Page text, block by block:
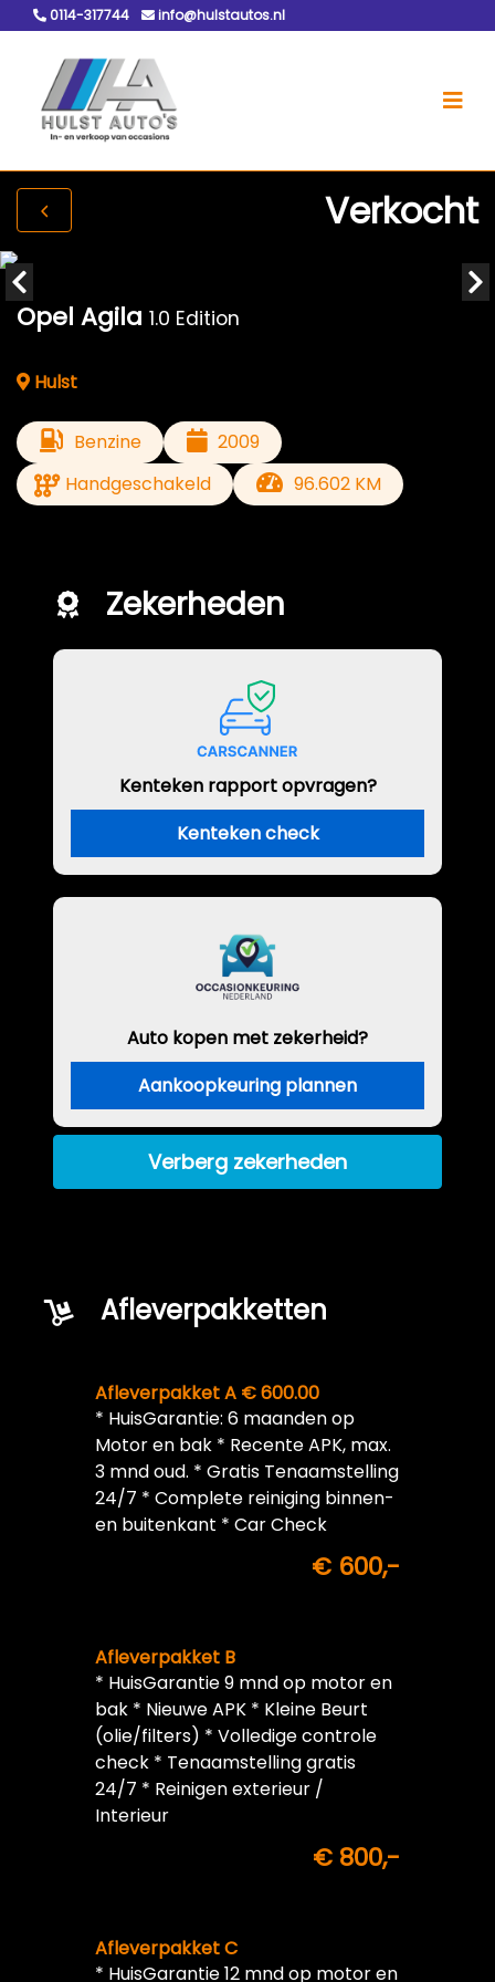
0114-317744 info@hulstautos.nl
Verkocht
Opel Agila 1.0 Edition
Hulst
Benzine
2009
Handgeschakeld
96.602 KM
Zekerheden
Kenteken rapport opvragen?
Kenteken check
Auto kopen met zekerheid?
Aankoopkeuring plannen
Verberg zekerheden
Afleverpakketten
Afleverpakket A € 600.00
* HuisGarantie: 6 maanden op
Motor en bak * Recente APK, max.
3 mnd oud. * Gratis Tenaamstelling
24/7 * Complete reiniging binnen-
en buitenkant * Car Check
€ 600,-
Afleverpakket B
* HuisGarantie 9 mnd op motor en
bak * Nieuwe APK * Kleine Beurt
(olie/filters) * Volledige controle
check * Tenaamstelling gratis
24/7 * Reinigen exterieur /
Interieur
€ 800,-
Afleverpakket C
* HuisGarantie 12 mnd op motor en